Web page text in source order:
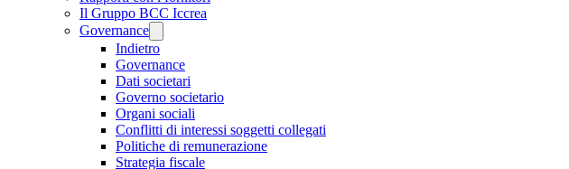
Il Gruppo BCC Iccrea
Governance
Indietro
Governance
Dati societari
Governo societario
Organi sociali
Conflitti di interessi soggetti collegati
Politiche di remunerazione
Strategia fiscale